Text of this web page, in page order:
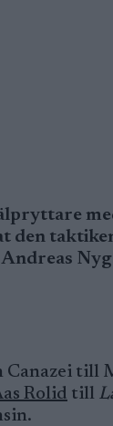
den
till
Rolid till